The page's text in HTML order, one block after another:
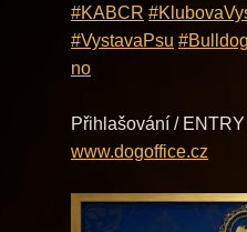
#KABCR
#VystavaPsu #Bulldog
no
Přihlašování /
www.dogoffice.cz